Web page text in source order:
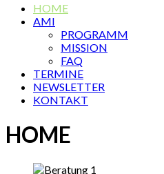
HOME
AMI
PROGRAMM
MISSION
FAQ
TERMINE
NEWSLETTER
KONTAKT
HOME